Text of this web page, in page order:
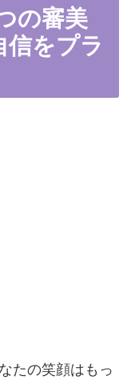
の審美
信をプラ
たの笑顔はもっ